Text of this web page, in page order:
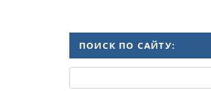
ПОИСК ПО САЙТУ: